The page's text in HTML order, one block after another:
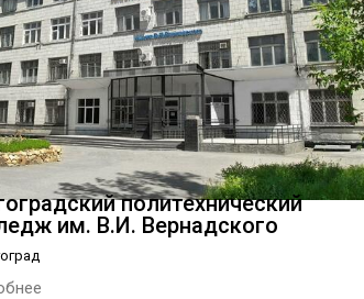
политехнический
им. В.И. Вернадского